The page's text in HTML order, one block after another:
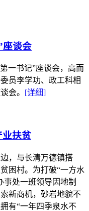
座谈会
一书记”座谈会，高而
员李学功、政工科相
会。 [详细]
业扶贫
，与长清万德镇搭
困村。为打破“一方水
事处一班领导因地制
新商机，砂岩地貌不
有“一年四季泉水不